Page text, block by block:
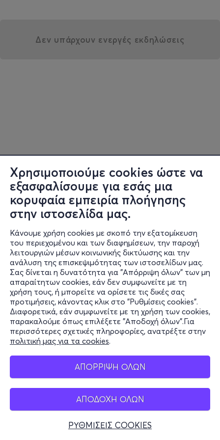
Χρησιμοποιούμε cookies ώστε να
εξασφαλίσουμε για εσάς μια
κορυφαία εμπειρία πλοήγησης
στην ιστοσελίδα μας.
Κάνουμε χρήση cookies με σκοπό την εξατομίκευση
του περιεχομένου και των διαφημίσεων, την παροχή
λειτουργιών μέσων κοινωνικής δικτύωσης και την
ανάλυση της επισκεψιμότητας των ιστοσελίδων μας.
Σας δίνεται η δυνατότητα για "Απόρριψη όλων" των μη
απαραίτητων cookies, εάν δεν συμφωνείτε με τη
χρήση τους, ή μπορείτε να ορίσετε τις δικές σας
προτιμήσεις, κάνοντας κλικ στο "Ρυθμίσεις cookies".
Διαφορετικά, εάν συμφωνείτε με τη χρήση των cookies,
παρακαλούμε όπως επιλέξετε "Αποδοχή όλων".Για
περισσότερες σχετικές πληροφορίες, ανατρέξτε στην
πολιτική μας για τα cookies.
ΑΠΟΡΡΙΨΗ ΟΛΩΝ
ΑΠΟΔΟΧΗ ΟΛΩΝ
ΡΥΘΜΙΣΕΙΣ COOKIES
Δεν υπάρχουν ενεργές εκδηλώσεις